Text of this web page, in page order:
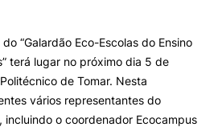
“Galardão Eco-Escolas do Ensino
terá lugar no próximo dia 5 de
de Tomar. Nesta
vários representantes do
incluindo o coordenador Ecocampus